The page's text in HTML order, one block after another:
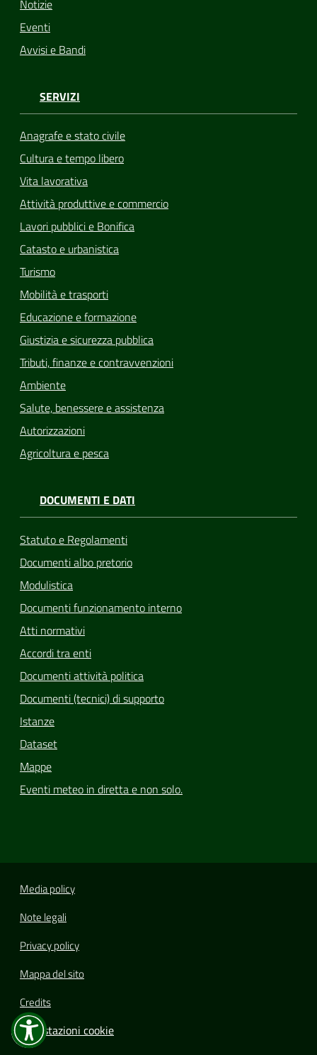
Notizie
Eventi
Avvisi e Bandi
SERVIZI
Anagrafe e stato civile
Cultura e tempo libero
Vita lavorativa
Attività produttive e commercio
Lavori pubblici e Bonifica
Catasto e urbanistica
Turismo
Mobilità e trasporti
Educazione e formazione
Giustizia e sicurezza pubblica
Tributi, finanze e contravvenzioni
Ambiente
Salute, benessere e assistenza
Autorizzazioni
Agricoltura e pesca
DOCUMENTI E DATI
Statuto e Regolamenti
Documenti albo pretorio
Modulistica
Documenti funzionamento interno
Atti normativi
Accordi tra enti
Documenti attività politica
Documenti (tecnici) di supporto
Istanze
Dataset
Mappe
Eventi meteo in diretta e non solo.
Media policy
Note legali
Privacy policy
Mappa del sito
Credits
Impostazioni cookie